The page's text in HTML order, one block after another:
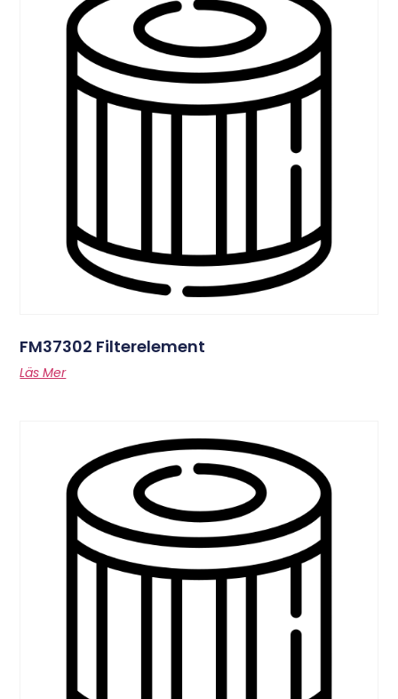
FM37302 Filterelement
Läs Mer